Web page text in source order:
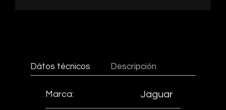
Dátos técnicos Descripción
Marca: Jaguar